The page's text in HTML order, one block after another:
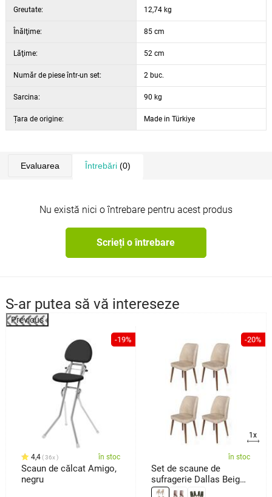
Greutate: 12,74 kg
Înălţime: 85 cm
Lăţime: 52 cm
Număr de piese într-un set: 2 buc.
Sarcina: 90 kg
Țara de origine: Made in Türkiye
Evaluarea Întrebări(0)
Nu există nici o întrebare pentru acest produs
Scrieți o întrebare
S-ar putea să vă intereseze
Previous
-19%
4,4 36x în stoc
Scaun de călcat Amigo,
negru
-20%
1x
în stoc
Set de scaune de
sufragerie Dallas Beige
and Brown, 4 buc.